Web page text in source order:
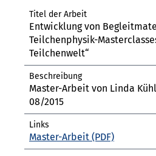
Entwicklung von
Teilchenphysik-
Teilchenwelt“
Master-Arbeit von Linda
08/2015
Master-Arbeit